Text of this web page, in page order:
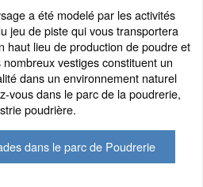
a été modelé par les activités
jeu de piste qui vous transportera
haut lieu de production de poudre et
vestiges constituent un
dans un environnement naturel
vous dans le parc de la poudrerie,
poudrière.
dans le parc de Poudrerie